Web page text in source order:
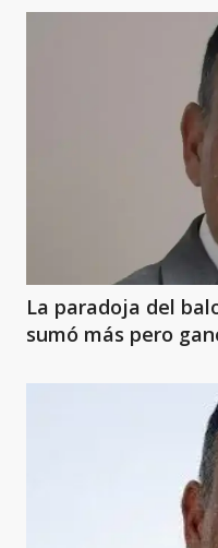
La paradoja del
sumó más pero